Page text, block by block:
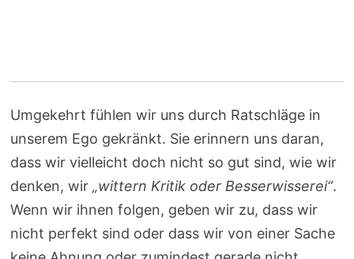
Umgekehrt fühlen wir uns durch Ratschläge in
unserem Ego gekränkt. Sie erinnern uns daran,
dass wir vielleicht doch nicht so gut sind, wie wir
denken, wir„wittern Kritik oder Besserwisserei“.
Wenn wir ihnen folgen, geben wir zu, dass wir
nicht perfekt sind oder dass wir von einer Sache